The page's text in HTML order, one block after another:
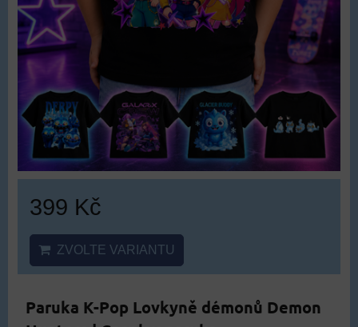
399 Kč
ZVOLTE VARIANTU
Paruka K-Pop Lovkyně démonů Demon